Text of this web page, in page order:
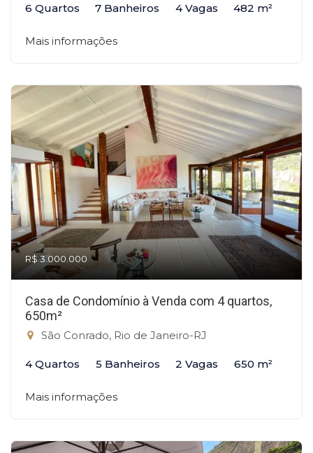
6 Quartos 7 Banheiros 4 Vagas 482 m²
Mais informações
R$ 3.000.000
Casa de Condomínio à Venda com 4 quartos,
650m²
São Conrado, Rio de Janeiro-RJ
4 Quartos 5 Banheiros 2 Vagas 650 m²
Mais informações